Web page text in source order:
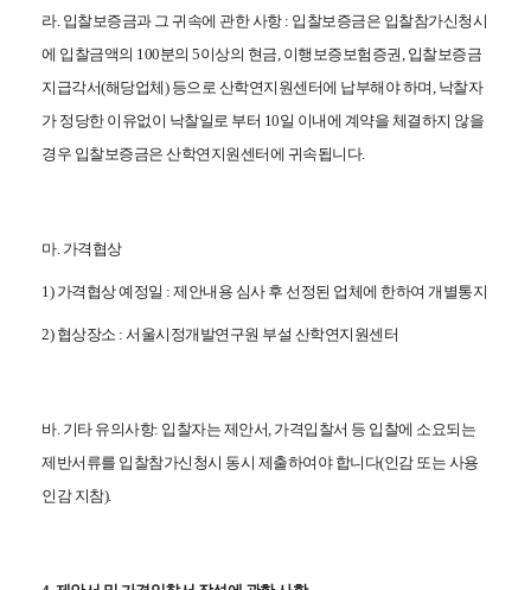
라. 입찰보증금과 그 귀속에 관한 사항 : 입찰보증금은 입찰참가신청시
에 입찰금액의 100분의 5이상의 현금, 이행보증보험증권, 입찰보증금
지급각서(해당업체) 등으로 산학연지원센터에 납부해야 하며, 낙찰자
가 정당한 이유없이 낙찰일로 부터 10일 이내에 계약을 체결하지 않을
경우 입찰보증금은 산학연지원센터에 귀속됩니다.
마. 가격협상
1) 가격협상 예정일 : 제안내용 심사 후 선정된 업체에 한하여 개별통지
2) 협상장소 : 서울시정개발연구원 부설 산학연지원센터
바. 기타 유의사항: 입찰자는 제안서, 가격입찰서 등 입찰에 소요되는
제반서류를 입찰참가신청시 동시 제출하여야 합니다(인감 또는 사용
인감 지참).